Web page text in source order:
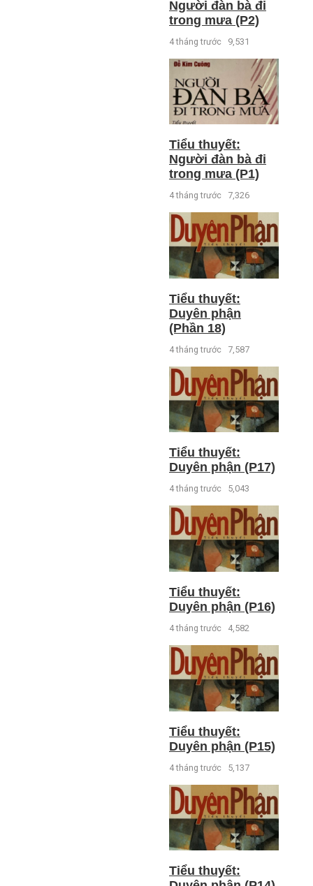
Người đàn bà đi
trong mưa (P2)
4 tháng trước 9,531
Tiểu thuyết:
Người đàn bà đi
trong mưa (P1)
4 tháng trước 7,326
Tiểu thuyết:
Duyên phận
(Phần 18)
4 tháng trước 7,587
Tiểu thuyết:
Duyên phận (P17)
4 tháng trước 5,043
Tiểu thuyết:
Duyên phận (P16)
4 tháng trước 4,582
Tiểu thuyết:
Duyên phận (P15)
4 tháng trước 5,137
Tiểu thuyết: